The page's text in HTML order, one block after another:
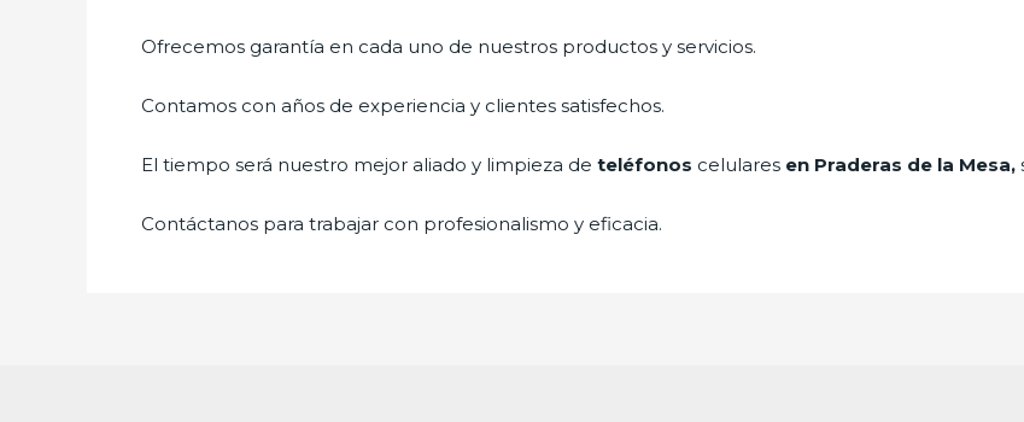
Ofrecemos garantía en cada uno de nuestros productos y servicios.
Contamos con años de experiencia y clientes satisfechos.
El tiempo será nuestro mejor aliado y limpieza de teléfonos celulares en Praderas de la Mesa,
Contáctanos para trabajar con profesionalismo y eficacia.